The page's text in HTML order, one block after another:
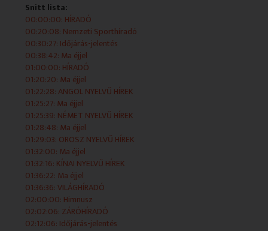
2026.06.02 - 22:38:42 - Ma éjjel
2026.06.02 - 23:00:00 - HÍRADÓ
2026.06.02 - 23:20:20 - Ma éjjel
2026.06.02 - 23:22:28 - ANGOL NYELVŰ HÍREK
2026.06.02 - 23:25:27 - Ma éjjel
2026.06.02 - 23:25:39 - NÉMET NYELVŰ HÍREK
2026.06.02 - 23:28:48 - Ma éjjel
2026.06.02 - 23:29:03 - OROSZ NYELVŰ HÍREK
2026.06.02 - 23:32:00 - Ma éjjel
2026.06.02 - 23:32:16 - KÍNAI NYELVŰ HÍREK
Snitt lista:
00:00:00: HÍRADÓ
00:20:08: Nemzeti Sporthíradó
00:30:27: Időjárás-jelentés
00:38:42: Ma éjjel
01:00:00: HÍRADÓ
01:20:20: Ma éjjel
01:22:28: ANGOL NYELVŰ HÍREK
01:25:27: Ma éjjel
01:25:39: NÉMET NYELVŰ HÍREK
01:28:48: Ma éjjel
01:29:03: OROSZ NYELVŰ HÍREK
01:32:00: Ma éjjel
01:32:16: KÍNAI NYELVŰ HÍREK
01:36:22: Ma éjjel
01:36:36: VILÁGHÍRADÓ
02:00:00: Himnusz
02:02:06: ZÁRÓHÍRADÓ
02:12:06: Időjárás-jelentés